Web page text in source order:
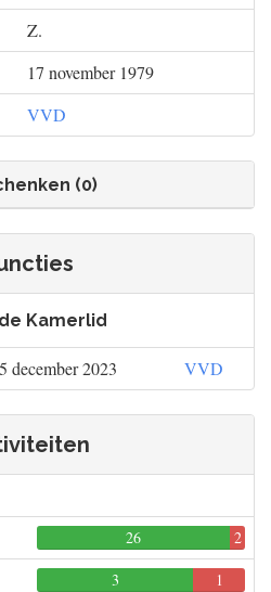
Z.
17 november 1979
VVD
(0)
Kamerlid
5 december 2023 VVD
26 2
3 1